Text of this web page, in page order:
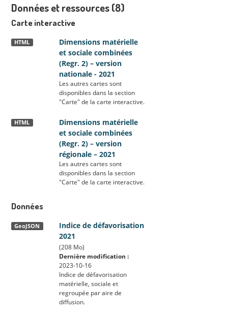
Données et ressources (8)
Carte interactive
Dimensions matérielle
et sociale combinées
(Regr. 2) – version
nationale - 2021
HTML
Les autres cartes sont
disponibles dans la section
"Carte" de la carte interactive.
Dimensions matérielle
et sociale combinées
(Regr. 2) – version
régionale – 2021
HTML
Les autres cartes sont
disponibles dans la section
"Carte" de la carte interactive.
Données
Indice de défavorisation
2021
GeoJSON
(208 Mo)
Dernière modification :
2023-10-16
Indice de défavorisation
matérielle, sociale et
regroupée par aire de
diffusion.